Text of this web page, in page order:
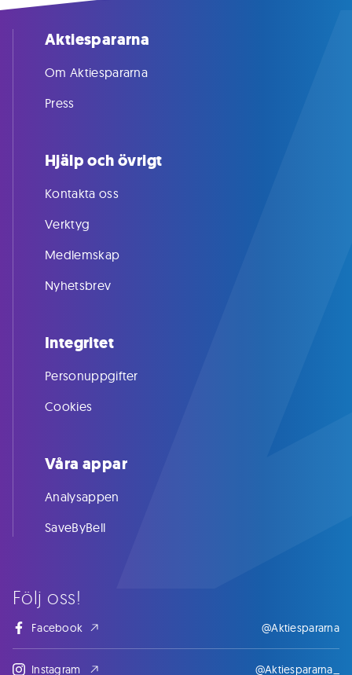
Följ oss!
Facebook @Aktiespararna
Instagram @Aktiespararna_
Aktiespararna
Om Aktiespararna
Press
Hjälp och övrigt
Kontakta oss
Verktyg
Medlemskap
Nyhetsbrev
Integritet
Personuppgifter
Cookies
Våra appar
Analysappen
SaveByBell